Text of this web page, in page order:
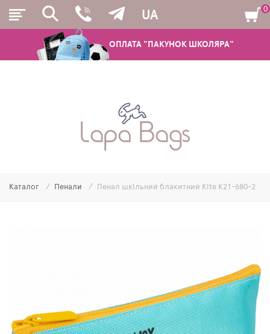
ОПЛАТА "ПАКУНОК ШКОЛЯРА"
UA
ШКІЛЬНІ РЮКЗАКИ ТА РАНЦІ
МОЛОДІЖНІ РЮКЗАКИ
0
Каталог Пенали Пенал шкільний блакитний Kite K21-680-2